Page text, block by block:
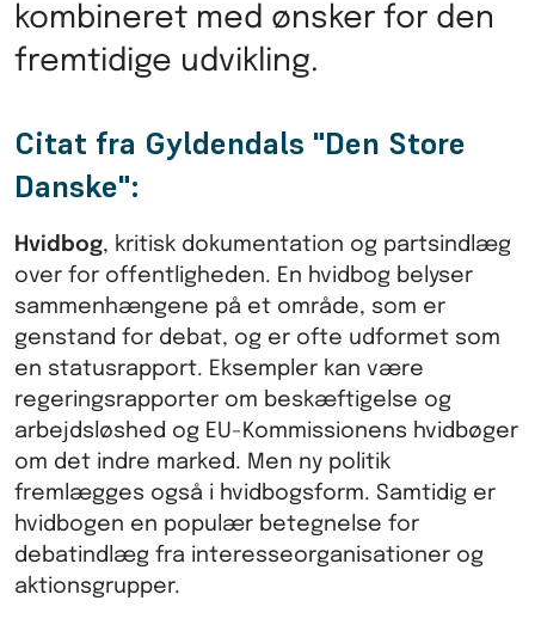
kombineret med ønsker for den
fremtidige udvikling.
Citat fra Gyldendals "Den Store
Danske":
Hvidbog, kritisk dokumentation og partsindlæg
over for offentligheden. En hvidbog belyser
sammenhængene på et område, som er
genstand for debat, og er ofte udformet som
en statusrapport. Eksempler kan være
regeringsrapporter om beskæftigelse og
arbejdsløshed og EU-Kommissionens hvidbøger
om det indre marked. Men ny politik
fremlægges også i hvidbogsform. Samtidig er
hvidbogen en populær betegnelse for
debatindlæg fra interesseorganisationer og
aktionsgrupper.